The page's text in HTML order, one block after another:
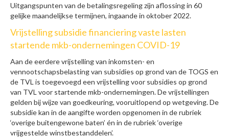
Uitgangspunten van de betalingsregeling zijn aflossing in 60
gelijke maandelijkse termijnen, ingaande in oktober 2022.
Vrijstelling subsidie financiering vaste lasten
startende mkb-ondernemingen COVID-19
Aan de eerdere vrijstelling van inkomsten- en
vennootschapsbelasting van subsidies op grond van de TOGS en
de TVL is toegevoegd een vrijstelling voor subsidies op grond
van TVL voor startende mkb-ondernemingen. De vrijstellingen
gelden bij wijze van goedkeuring, vooruitlopend op wetgeving. De
subsidie kan in de aangifte worden opgenomen in de rubriek
‘overige buitengewone baten’ én in de rubriek ‘overige
vrijgestelde winstbestanddelen’.